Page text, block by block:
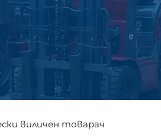
виличен товарач